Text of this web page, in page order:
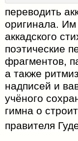
переводить
оригинала.
аккадского
поэтические
фрагментов,
а также
надписей и
учёного
гимна о
правителя